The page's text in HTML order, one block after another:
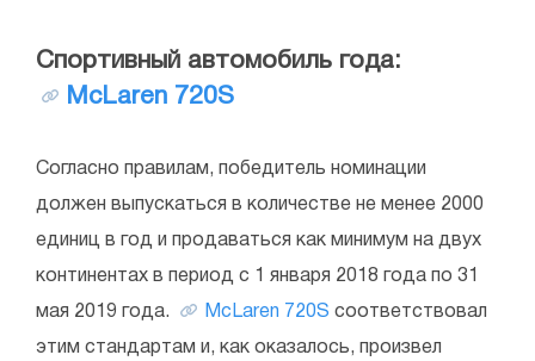
Спортивный автомобиль года:
McLaren 720S
Согласно правилам, победитель номинации
должен выпускаться в количестве не менее 2000
единиц в год и продаваться как минимум на двух
континентах в период с 1 января 2018 года по 31
мая 2019 года. McLaren 720S соответствовал
этим стандартам и, как оказалось, произвел